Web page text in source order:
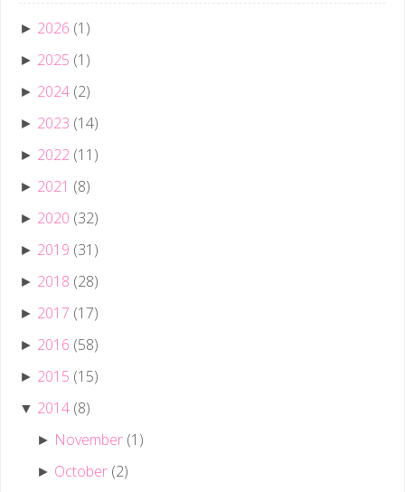
► 2026 (1)
► 2025 (1)
► 2024 (2)
► 2023 (14)
► 2022 (11)
► 2021 (8)
► 2020 (32)
► 2019 (31)
► 2018 (28)
► 2017 (17)
► 2016 (58)
► 2015 (15)
▼ 2014 (8)
► November (1)
► October (2)